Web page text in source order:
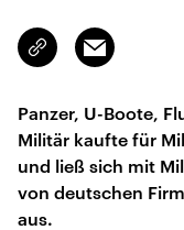
Link
kopieren/teilen
Email
Panzer, U-Boote,
Militär kaufte für
und ließ sich mit
von deutschen
aus.